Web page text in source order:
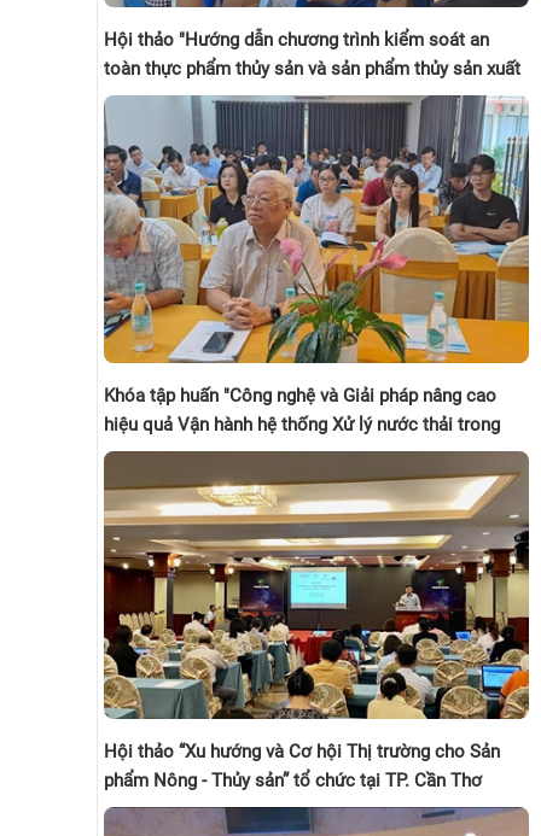
Hội thảo "Hướng dẫn chương trình kiểm soát an
toàn thực phẩm thủy sản và sản phẩm thủy sản xuất
khẩu sang thị trường liên minh Châu Âu (EU) " tổ
chức tại Tp. HCM (01/12/2023)
Khóa tập huấn "Công nghệ và Giải pháp nâng cao
hiệu quả Vận hành hệ thống Xử lý nước thải trong
Nhà máy Thủy sản" tổ chức tại Tp Cần Thơ
(30/11/2023)
Hội thảo “Xu hướng và Cơ hội Thị trường cho Sản
phẩm Nông - Thủy sản” tổ chức tại TP. Cần Thơ
(31/5/2023)